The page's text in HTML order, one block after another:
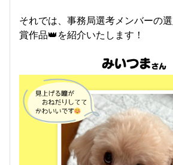
それでは、事務局選考メンバーの
賞作品👑を紹介いたします！